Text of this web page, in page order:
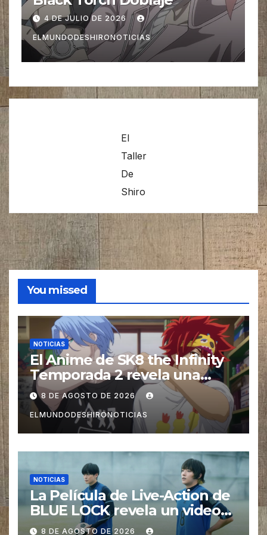
AGOSTO DE 2026 1 DE
El
Taller
De
Shiro
You missed
NOTICIAS
El Anime de SK8 the Infinity
Temporada 2 revela una
imagen promocional
8 DE AGOSTO DE 2026
ELMUNDODESHIRONOTICIAS
NOTICIAS
La Película de Live-Action de
BLUE LOCK revela un video
especial con el tema musical
8 DE AGOSTO DE 2026